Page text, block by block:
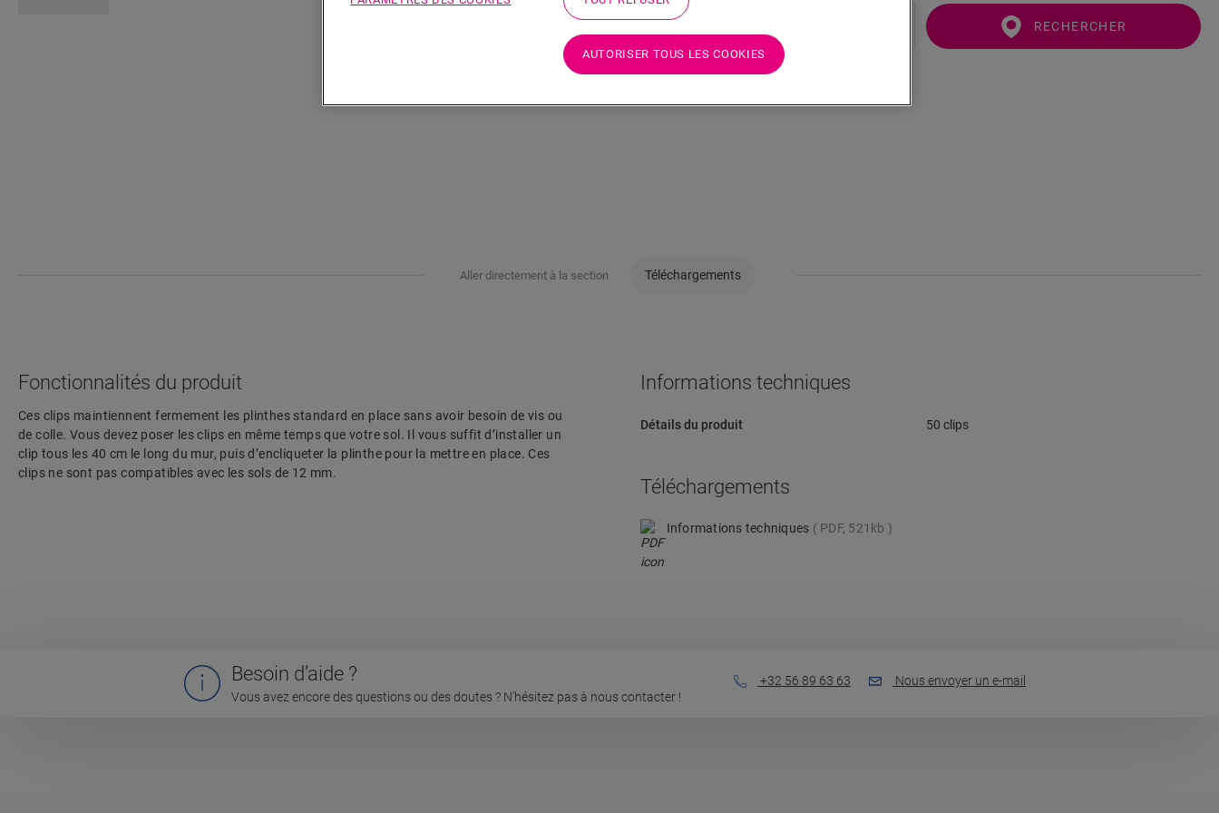
RECHERCHER
Aller directement à la section Téléchargements
Fonctionnalités du produit
Ces clips maintiennent fermement les plinthes standard en place sans avoir besoin de vis ou
de colle. Vous devez poser les clips en même temps que votre sol. Il vous suffit d’installer un
clip tous les 40 cm le long du mur, puis d’encliqueter la plinthe pour la mettre en place. Ces
clips ne sont pas compatibles avec les sols de 12 mm.
Informations techniques
Détails du produit 50 clips
Téléchargements
Informations techniques PDF, 521kb
Besoin d’aide ?
Vous avez encore des questions ou des doutes ? N’hésitez pas à nous contacter !
+32 56 89 63 63 Nous envoyer un e-mail
AUTORISER TOUS LES COOKIES